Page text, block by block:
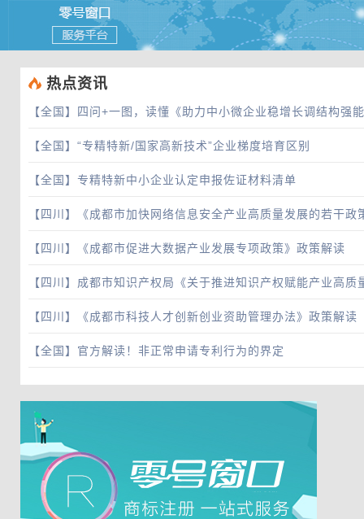
热点资讯
【全国】 四问+一图，读懂《助力中小微企业稳增长调结构强
【全国】 “专精特新/国家高新技术”企业梯度培育区别
【全国】 专精特新中小企业认定申报佐证材料清单
【四川】 《成都市加快网络信息安全产业高质量发展的若干
【四川】 《成都市促进大数据产业发展专项政策》政策解读
【四川】 成都市知识产权局《关于推进知识产权赋能产业高质
【四川】 《成都市科技人才创新创业资助管理办法》政策解读
【全国】 官方解读！非正常申请专利行为的界定